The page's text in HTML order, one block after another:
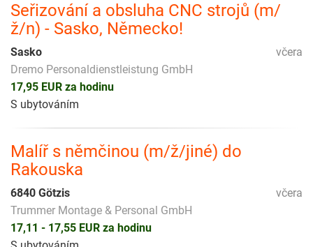
Seřizování a obsluha CNC strojů (m/
ž/n) - Sasko, Německo!
včera
Sasko
Dremo Personaldienstleistung GmbH
17,95 EUR za hodinu
S ubytováním
Malíř s němčinou (m/ž/jiné) do
Rakouska
včera
6840 Götzis
Trummer Montage & Personal GmbH
17,11 - 17,55 EUR za hodinu